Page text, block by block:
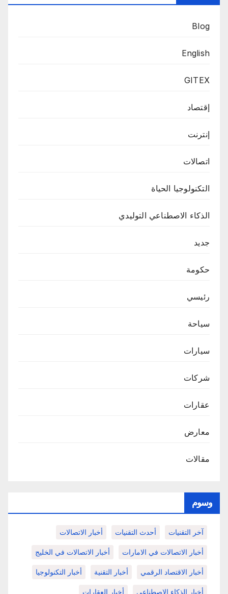
Blog
English
GITEX
إقتصاد
إنترنت
اتصالات
التكنولوجيا الحياة
الذكاء الاصطناعي التوليدي
جديد
حكومة
رئيسي
سياحة
سيارات
شركات
عقارات
معارض
مقالات
وسوم
آخر التقنيات أحدث التقنيات أخبار الاتصالات
أخبار الاتصالات في الامارات أخبار الاتصالات في الخليج
أخبار الاقتصاد الرقمي أخبار التقنية أخبار التكنولوجيا
أخبار الذكاء الاصطناعي أخبار العقارات